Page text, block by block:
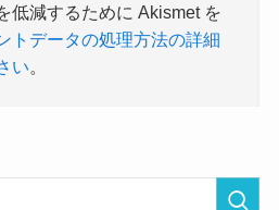
低減するために Akismet を
トデータの処理方法の詳細
い。